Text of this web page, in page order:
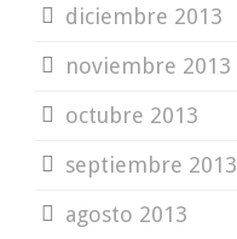
diciembre 2013
noviembre 2013
octubre 2013
septiembre 2013
agosto 2013